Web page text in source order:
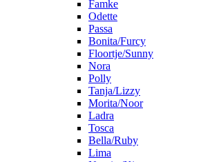
Famke
Odette
Passa
Bonita/Furcy
Floortje/Sunny
Nora
Polly
Tanja/Lizzy
Morita/Noor
Ladra
Tosca
Bella/Ruby
Lima